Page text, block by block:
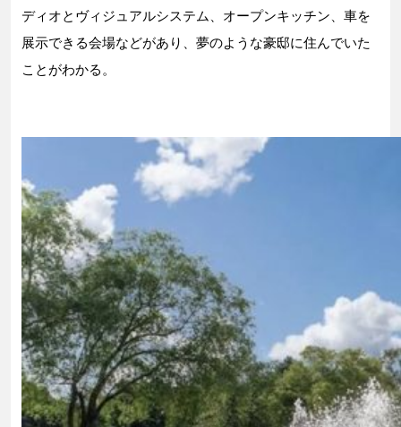
ディオとヴィジュアルシステム、オープンキッチン、車を
展示できる会場などがあり、夢のような豪邸に住んでいた
ことがわかる。